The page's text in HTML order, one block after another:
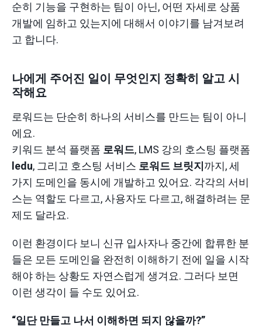
순히 기능을 구현하는 팀이 아닌, 어떤 자세로 상품
개발에 임하고 있는지에 대해서 이야기를 남겨보려
고 합니다.
나에게 주어진 일이 무엇인지 정확히 알고 시
작해요
로워드는 단순히 하나의 서비스를 만드는 팀이 아니
에요.
키워드 분석 플랫폼 로워드, LMS 강의 호스팅 플랫폼
ledu, 그리고 호스팅 서비스 로워드 브릿지 까지, 세
가지 도메인을 동시에 개발하고 있어요. 각각의 서비
스는 역할도 다르고, 사용자도 다르고, 해결하려는 문
제도 달라요.
이런 환경이다 보니 신규 입사자나 중간에 합류한 분
들은 모든 도메인을 완전히 이해하기 전에 일을 시작
해야 하는 상황도 자연스럽게 생겨요. 그러다 보면
이런 생각이 들 수도 있어요.
“일단 만들고 나서 이해하면 되지 않을까?”